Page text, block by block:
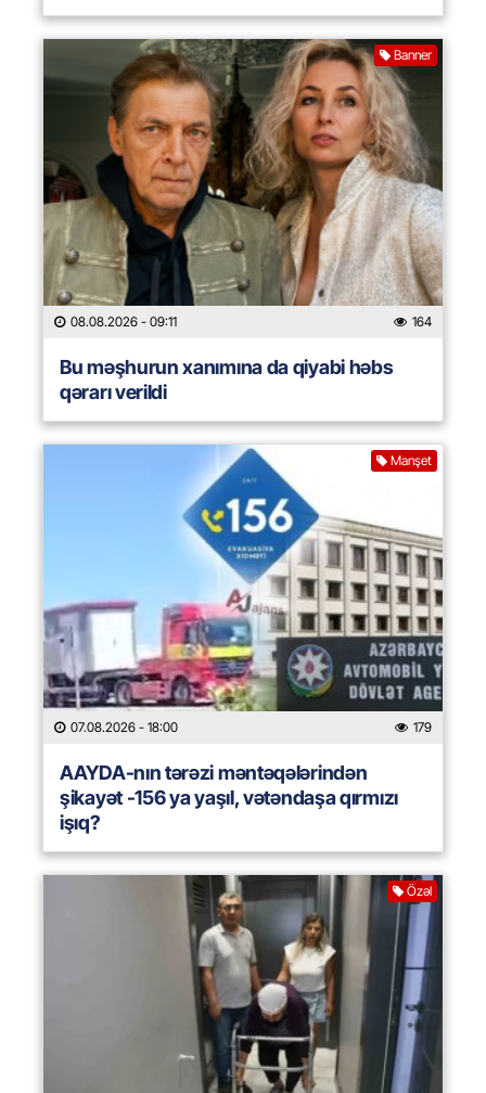
Banner
08.08.2026 - 09:11 164
Bu məşhurun xanımına da qiyabi həbs
qərarı verildi
Manşet
07.08.2026 - 18:00 179
AAYDA-nın tərəzi məntəqələrindən
şikayət -156 ya yaşıl, vətəndaşa qırmızı
işıq?
Özəl